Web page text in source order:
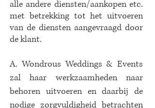
alle andere diensten/aankopen etc.
met betrekking tot het uitvoeren
van de diensten aangevraagd door
de klant.
A. Wondrous Weddings & Events
zal haar werkzaamheden naar
behoren uitvoeren en daarbij de
nodige zorgvuldigheid betrachten